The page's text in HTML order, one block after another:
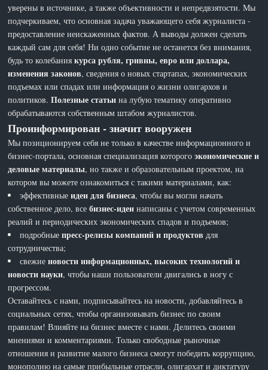
уверены в источнике, а также объективности и непредвзятости. Мы
подчеркиваем, что основная задача уважающего себя журналиста -
предоставление неискаженных фактов. А выводы должен сделать
каждый сам для себя! Ни одно событие не останется без внимания,
будь то колебаниякурса рубля, гривны, евро или доллара,
изменения законов, сведения о новых стартапах, экономических
подъемах или спадах или информация о жизни олигархов и
политиков.Полезные статьи на лубую тематику оперативно
обрабатываются собственным штабом журналистов.
Проинформирован - значит вооружен
Мы позиционируем себя не только в качестве информационного и
бизнес-портала, основная специализация которогоэкономические и
деловые материалы, но также и образовательным проектом, на
котором вы можете ознакомиться с такими материалами, как:
эффективныеидеи для бизнеса, чтобы вы могли начать
собственное дело, всебизнес-идеи написаны с учетом современных
реалий и периодических экономических спадов и подъемов;
подробныепресс-релизы компаний и продуктов для
сотрудничества;
свежиеновости информационных, высоких технологий и
новости науки, чтобы наши пользователи двигались в ногу с
прогрессом.
Оставайтесь с нами, подписывайтесь на новости, добавляйтесь в
социальных сетях, чтобы организовывать бизнес по своим
правилам! Влияйте на бизнес вместе с нами. Делитесь своими
мнениями и комментариями. Только свободные рыночные
отношения и развитие малого бизнеса смогут победить коррупцию,
монополию на самые прибыльные отрасли, олигархат и диктатуру